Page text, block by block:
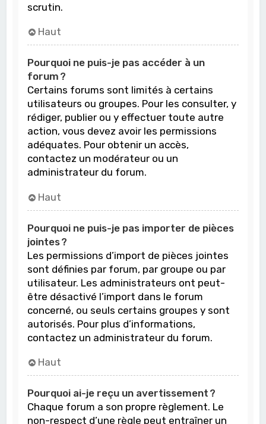
scrutin.
Haut
Pourquoi ne puis-je pas accéder à un
forum ?
Certains forums sont limités à certains
utilisateurs ou groupes. Pour les consulter, y
rédiger, publier ou y effectuer toute autre
action, vous devez avoir les permissions
adéquates. Pour obtenir un accès,
contactez un modérateur ou un
administrateur du forum.
Haut
Pourquoi ne puis-je pas importer de pièces
jointes ?
Les permissions d’import de pièces jointes
sont définies par forum, par groupe ou par
utilisateur. Les administrateurs ont peut-
être désactivé l’import dans le forum
concerné, ou seuls certains groupes y sont
autorisés. Pour plus d’informations,
contactez un administrateur du forum.
Haut
Pourquoi ai-je reçu un avertissement ?
Chaque forum a son propre règlement. Le
non-respect d’une règle peut entraîner un